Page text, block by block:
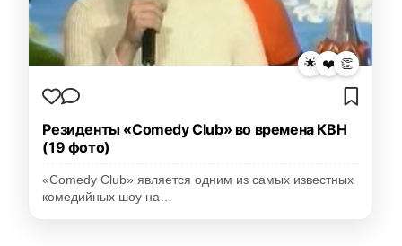
🌟 ❤️ 👏
Резиденты «Comedy Club» во времена КВН
(19 фото)
«Comedy Club» является одним из самых известных
комедийных шоу на…